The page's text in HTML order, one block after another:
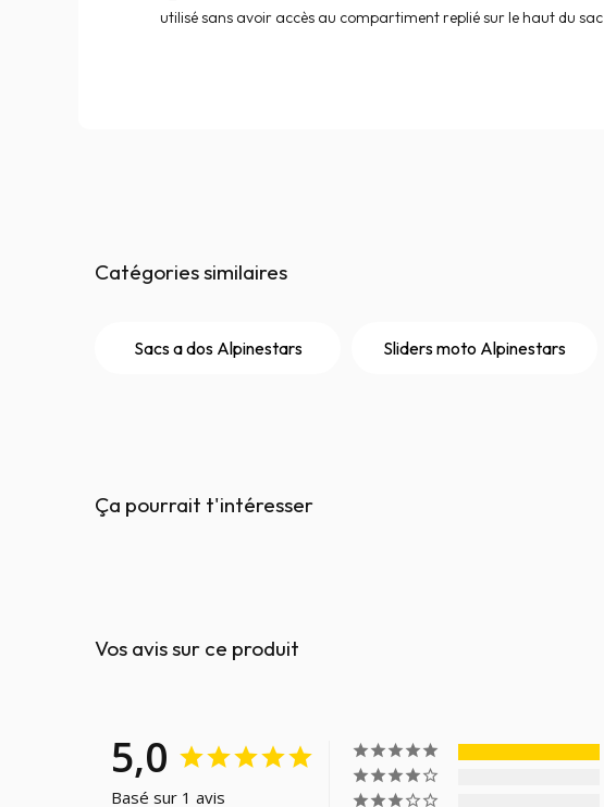
utilisé sans avoir accès au compartiment replié sur le haut du sac
Catégories similaires
Sacs a dos Alpinestars Sliders moto Alpinestars
Ça pourrait t'intéresser
Vos avis sur ce produit
5,0
Basé sur 1 avis